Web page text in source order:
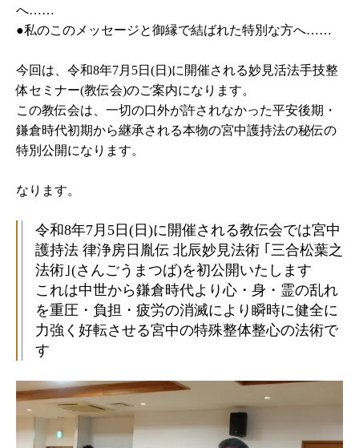
へ……
●私のこのメッセージと御縁で結ばれた特別な方へ……
今回は、令和8年7月5日(日)に開催される妙見活法手技整
体セミナー(教伝会)のご案内になります。
この教伝会は、一切の口外が許されなかった平安後期・
鎌倉時代初期から継承される本物の宮中護持法の秘伝の
特別公開になります。
なります。
令和8年7月5日(日)に開催される教伝会では宮中
護持法 律浄房日胤伝 北辰妙見法術 ｢三合松葉之
法術｣(さんごうまつば)を初公開いたします
これは中世から鎌倉時代より心・身・霊の乱れ
を重圧・負担・疲労の消滅により瞬時に健全に
力強く好転させる宮中の特殊整体整心の法術で
す